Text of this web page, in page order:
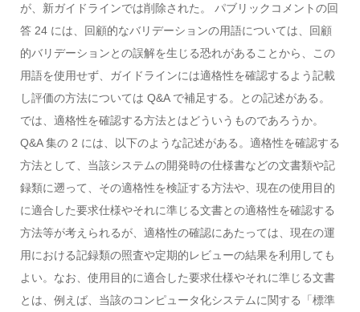
が、新ガイドラインでは削除された。 パブリックコメントの回
答 24 には、回顧的なバリデーションの用語については、回顧
的バリデーションとの誤解を生じる恐れがあることから、この
用語を使用せず、ガイドラインには適格性を確認するよう記載
し評価の方法については Q&A で補足する。との記述がある。
では、適格性を確認する方法とはどういうものであろうか。
Q&A 集の 2 には、以下のような記述がある。適格性を確認する
方法として、当該システムの開発時の仕様書などの文書類や記
録類に遡って、その適格性を検証する方法や、現在の使用目的
に適合した要求仕様やそれに準じる文書との適格性を確認する
方法等が考えられるが、適格性の確認にあたっては、現在の運
用における記録類の照査や定期的レビューの結果を利用しても
よい。なお、使用目的に適合した要求仕様やそれに準じる文書
とは、例えば、当該のコンピュータ化システムに関する「標準